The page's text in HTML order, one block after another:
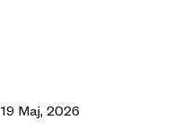
19 Maj, 2026